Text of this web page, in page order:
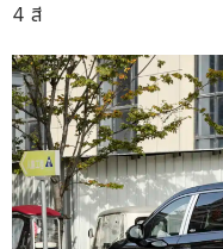
4 สี